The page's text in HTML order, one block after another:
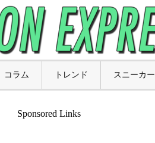
コラム トレンド スニーカー
Sponsored Links